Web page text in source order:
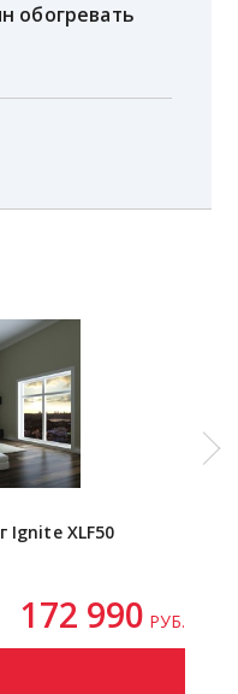
обогревать
Ignite XLF50
172 990 РУБ.